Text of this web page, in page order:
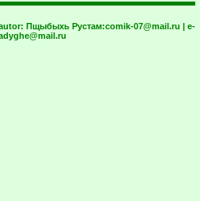
Пщыбыхь Рустам:comik-07@mail.ru | e-